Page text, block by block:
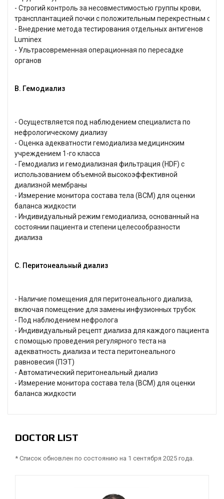
- Строгий контроль за несовместимостью группы крови,
трансплантацией почки с положительным перекрестным
- Внедрение метода тестирования отдельных антигенов
Luminex
- Ультрасовременная операционная по пересадке
органов
В. Гемодиализ
- Осуществляется под наблюдением специалиста по
нефрологическому диализу
- Оценка адекватности гемодиализа медицинским
учреждением 1-го класса
- Гемодиализ и гемодиализная фильтрация (HDF) с
использованием объемной высокоэффективной
диализной мембраны
- Измерение монитора состава тела (BCM) для оценки
баланса жидкости
- Индивидуальный режим гемодиализа, основанный на
состоянии пациента и степени целесообразности
диализа
С. Перитонеальный диализ
- Наличие помещения для перитонеального диализа,
включая помещение для замены инфузионных трубок
- Под наблюдением нефролога
- Индивидуальный рецепт диализа для каждого пациента
с помощью проведения регулярного теста на
адекватность диализа и теста перитонеального
равновесия (ПЭТ)
- Автоматический перитонеальный диализ
- Измерение монитора состава тела (BCM) для оценки
баланса жидкости
DOCTOR LIST
* Список обновлен по состоянию на 1 сентября 2025 года.